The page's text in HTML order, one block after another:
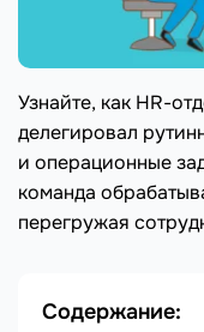
Узнайте, как HR-
делегировал
и операционные
команда
перегружая
Содержание: